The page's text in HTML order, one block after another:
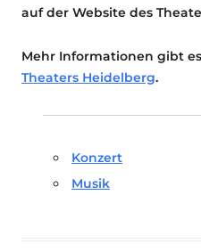
auf der Website des
Mehr Informationen gibt
Theaters Heidelberg.
Konzert
Musik